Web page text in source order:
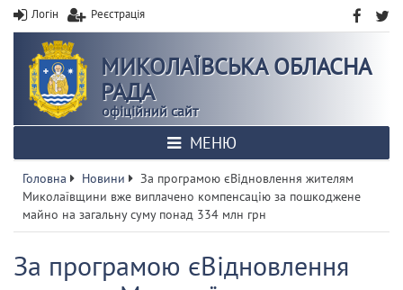
Логін Реєстрація
МИКОЛАЇВСЬКА ОБЛАСНА
РАДА
офіційний сайт
МЕНЮ
Головна Новини
За програмою єВідновлення жителям
Миколаївщини вже виплачено компенсацію за пошкоджене
майно на загальну суму понад 334 млн грн
За програмою єВідновлення